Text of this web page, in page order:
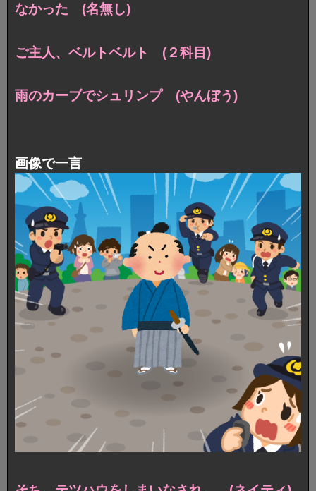
なかった (名無し)
ご主人、ベルトベルト (２科目)
雨のカーブでシュリンプ (やんぼう)
画像で一言